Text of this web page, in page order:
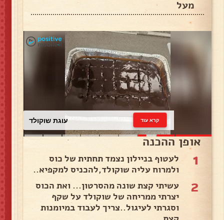
מעל
עוגת שוקולד קרא עוד
אופן ההכנה
1
לעטוף בניילון נצמד תחתית של כוס
ולמרוח עליה שוקולד,להכניס למקפיא..
2
עשיתי קצת שונה מהסרטון... ואת הכוס
יצרתי ממריחה של שוקולד על שקף
וסגרתי לעיגול..צריך לעבוד במיומנות